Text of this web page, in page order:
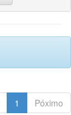
1 Póximo